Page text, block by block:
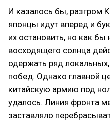
И казалось бы, разгром
японцы идут вперед и
их остановить, но как
восходящего солнца
одержать ряд
побед. Однако главной
китайскую армию под
удалось. Линия фронта
заставляло